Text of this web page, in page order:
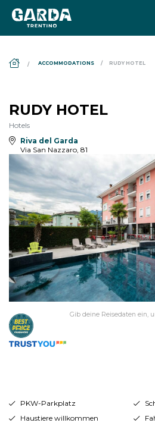
ACCOMMODATIONS RUDY HOTEL
RUDY HOTEL
Hotels
Riva del Garda
Via San Nazzaro, 81
Gib deine Reisedaten ein,
PKW-Parkplatz
Haustiere willkommen